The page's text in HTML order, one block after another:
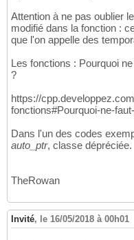
Attention à ne pas oublier
modifié dans la fonction :
que l'on appelle des
Les fonctions : Pourquoi
?
https://
fonctions#Pourquoi-ne-
Dans l'un des codes
auto_ptr, classe dépréciée.
TheRowan
Invité, le 16/05/2018 à 00h01